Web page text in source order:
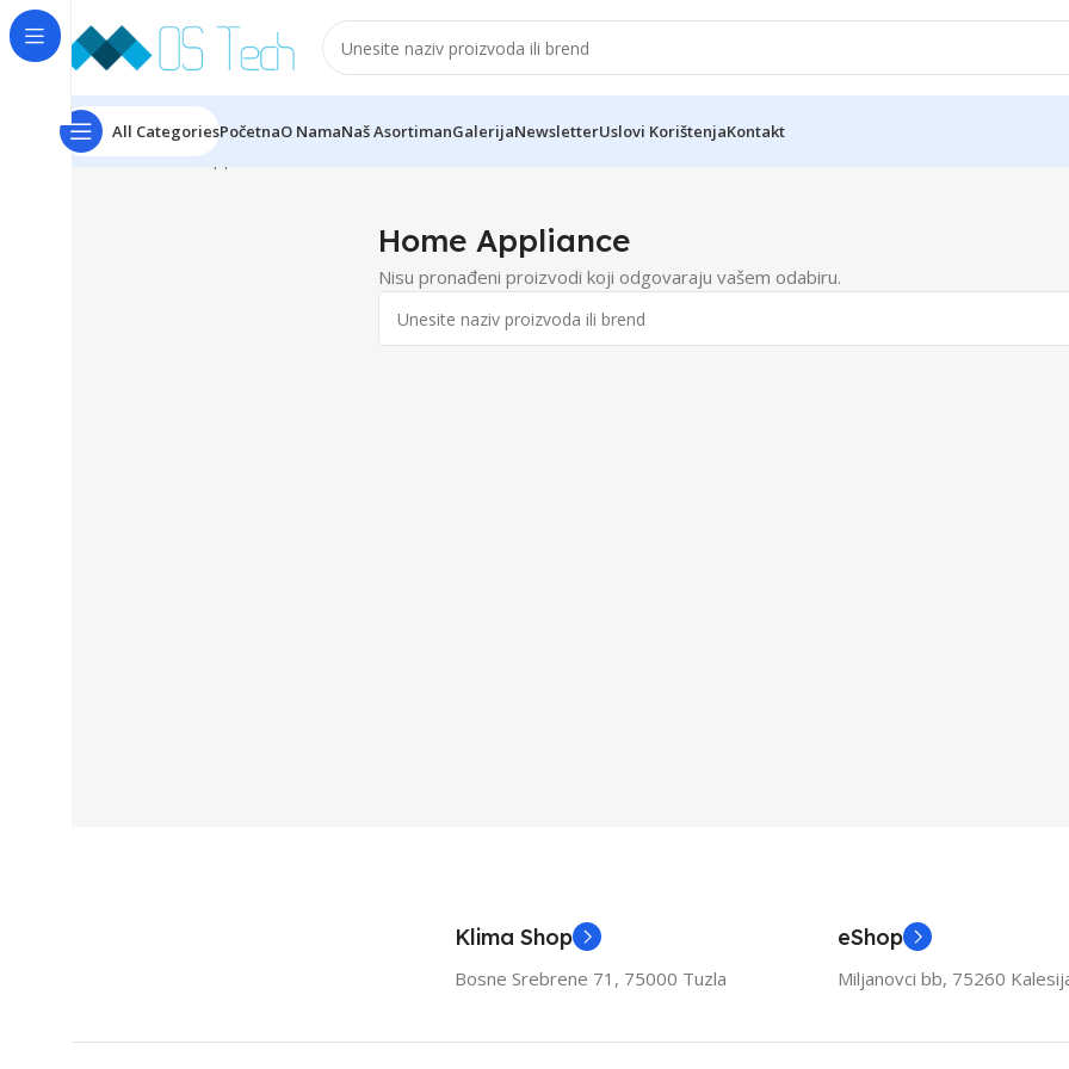
All CategoriesPočetnaO NamaNaš AsortimanGalerijaNewsletterUslovi KorištenjaKontakt
Početna Home Appliance
Home Appliance
Nisu pronađeni proizvodi koji odgovaraju vašem odabiru.
Klima Shop
Bosne Srebrene 71, 75000 Tuzla
eShop
Miljanovci bb, 75260